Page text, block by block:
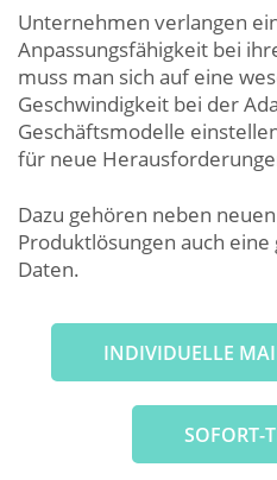
Unternehmen verlangen
Anpassungsfähigkeit bei
muss man sich auf eine
Geschwindigkeit bei der
Geschäftsmodelle
für neue
Dazu gehören neben
Produktlösungen auch
Daten.
INDIVIDUELLE
SOFORT-